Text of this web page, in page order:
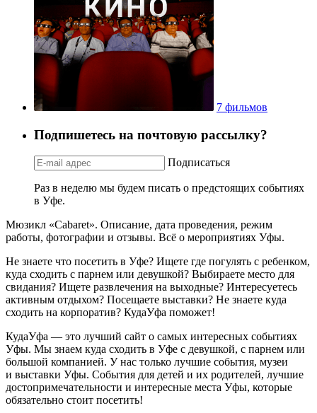
7 фильмов
Подпишетесь на почтовую рассылку?
Подписаться
Раз в неделю мы будем писать о предстоящих событиях
в Уфе.
Мюзикл «Cabaret». Описание, дата проведения, режим
работы, фотографии и отзывы. Всё о мероприятиях Уфы.
Не знаете что посетить в Уфе? Ищете где погулять с ребенком,
куда сходить с парнем или девушкой? Выбираете место для
свидания? Ищете развлечения на выходные? Интересуетесь
активным отдыхом? Посещаете выставки? Не знаете куда
сходить на корпоратив? КудаУфа поможет!
КудаУфа — это лучший сайт о самых интересных событиях
Уфы. Мы знаем куда сходить в Уфе с девушкой, с парнем или
большой компанией. У нас только лучшие события, музеи
и выставки Уфы. События для детей и их родителей, лучшие
достопримечательности и интересные места Уфы, которые
обязательно стоит посетить!